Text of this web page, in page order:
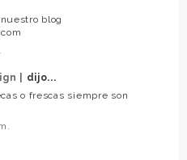
blog
|
dijo...
o frescas siempre son